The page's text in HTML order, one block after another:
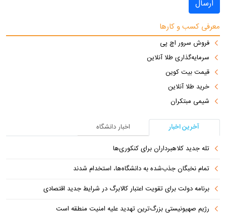
ارسال
معرفی کسب و کارها
فروش سرور اچ پی
سرمایه‌گذاری طلا آنلاین
قیمت بیت کوین
خرید طلا آنلاین
شیمی مبتکران
آخرین اخبار
اخبار دانشگاه
تله جدید کلاهبرداران برای کنکوری‌ها
تمام نخبگان جذب‌شده به دانشگاه‌ها، استخدام شدند
برنامه دولت برای تقویت اعتبار کالابرگ در شرایط جدید اقتصادی
رژیم صهیونیستی بزرگ‌ترین تهدید علیه امنیت منطقه است